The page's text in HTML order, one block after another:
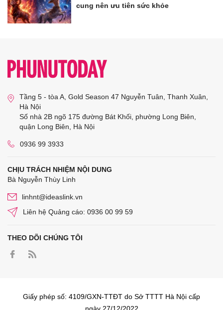
cung nên ưu tiên sức khỏe
Tầng 5 - tòa A, Gold Season 47 Nguyễn Tuân, Thanh Xuân,
Hà Nội
Số nhà 2B ngõ 175 đường Bát Khối, phường Long Biên,
quận Long Biên, Hà Nội
0936 99 3933
CHỊU TRÁCH NHIỆM NỘI DUNG
Bà Nguyễn Thùy Linh
linhnt@ideaslink.vn
Liên hệ Quảng cáo: 0936 00 99 59
THEO DÕI CHÚNG TÔI
Giấy phép số: 4109/GXN-TTĐT do Sở TTTT Hà Nội cấp
ngày 27/12/2022